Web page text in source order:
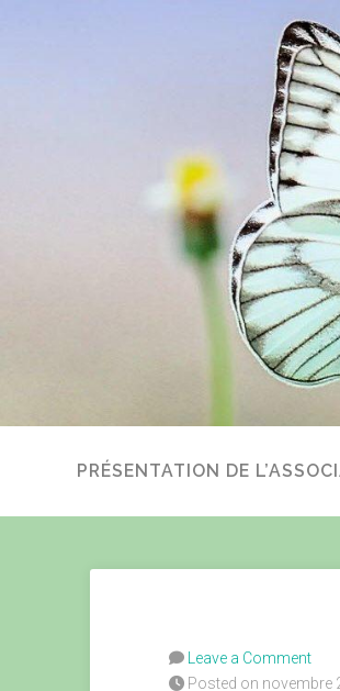
PRÉSENTATION DE
Leave a Comment
Posted on novembre